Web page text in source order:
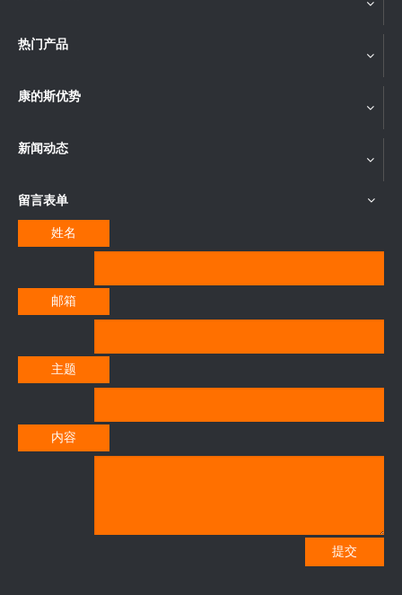
热门产品
康的斯优势
新闻动态
留言表单
姓名
邮箱
主题
内容
提交